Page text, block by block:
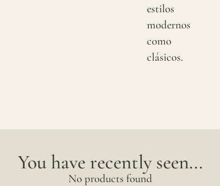
estilos
modernos
como
clásicos.
You have recently seen...
No products found
para